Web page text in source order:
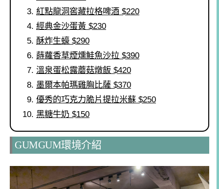
紅點龍洞窖藏拉格啤酒 $220
經典金沙蛋黃 $230
酥炸生蠔 $290
蒔蘿香草煙燻鮭魚沙拉 $390
溫泉蛋松露蘑菇燉飯 $420
墨爾本帕瑪雞胸比薩 $370
優秀的巧克力脆片提拉米蘇 $250
黑糖牛奶 $150
GUMGUM環境介紹